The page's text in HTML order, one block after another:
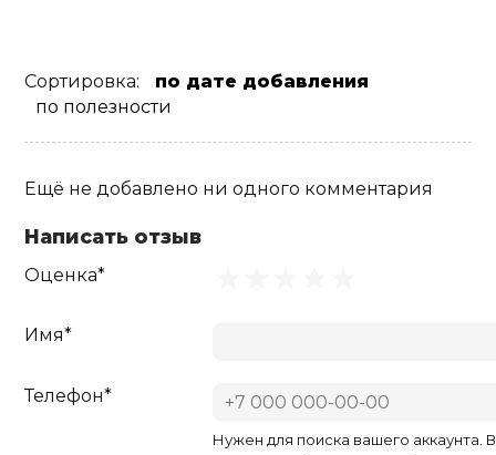
Сортировка:
по дате добавления
по полезности
Ещё не добавлено ни одного комментария
Написать отзыв
Оценка*
Имя*
Телефон*
Нужен для поиска вашего аккаунта. В